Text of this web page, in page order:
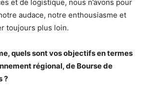
et de logistique, nous n’avons pour
audace, notre enthousiasme et
toujours plus loin.
quels sont vos objectifs en termes
régional, de Bourse de
?